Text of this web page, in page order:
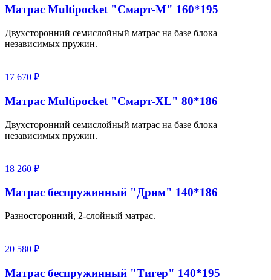
Матрас Multipocket "Смарт-M" 160*195
Двухсторонний семислойный матрас на базе блока
независимых пружин.
17 670 ₽
Матрас Multipocket "Смарт-XL" 80*186
Двухсторонний семислойный матрас на базе блока
независимых пружин.
18 260 ₽
Матрас беспружинный "Дрим" 140*186
Разносторонний, 2-слойный матрас.
20 580 ₽
Матрас беспружинный "Тигер" 140*195